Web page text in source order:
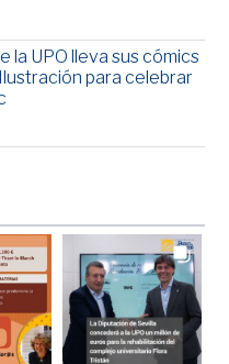
la UPO lleva sus cómics
para celebrar